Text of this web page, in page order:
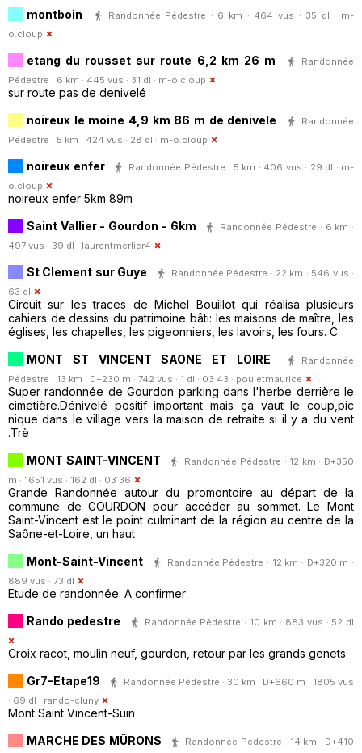
montboin Randonnée Pédestre · 6 km · 464 vus · 35 dl · m-
o.cloup
etang du rousset sur route 6,2 km 26 m
Randonnée
Pédestre · 6 km · 445 vus · 31 dl · m-o.cloup
sur route pas de denivelé
noireux le moine 4,9 km 86 m de denivele
Randonnée
Pédestre · 5 km · 424 vus · 28 dl · m-o.cloup
noireux enfer Randonnée Pédestre · 5 km · 406 vus · 29 dl · m-
o.cloup
noireux enfer 5km 89m
Saint Vallier - Gourdon - 6km
Randonnée Pédestre · 6 km ·
497 vus · 39 dl · laurentmerlier4
St Clement sur Guye
Randonnée Pédestre · 22 km · 546 vus ·
63 dl
Circuit sur les traces de Michel Bouillot qui réalisa plusieurs
cahiers de dessins du patrimoine bâti: les maisons de maître, les
églises, les chapelles, les pigeonniers, les lavoirs, les fours. C
MONT ST VINCENT SAONE ET LOIRE
Randonnée
Pédestre · 13 km · D+230 m · 742 vus · 1 dl · 03:43 · pouletmaurice
Super randonnée de Gourdon parking dans l'herbe derrière le
cimetière.Dénivelé positif important mais ça vaut le coup,pic
nique dans le village vers la maison de retraite si il y a du vent
.Trè
MONT SAINT-VINCENT
Randonnée Pédestre · 12 km · D+350
m · 1651 vus · 162 dl · 03:36
Grande Randonnée autour du promontoire au départ de la
commune de GOURDON pour accéder au sommet. Le Mont
Saint-Vincent est le point culminant de la région au centre de la
Saône-et-Loire, un haut
Mont-Saint-Vincent
Randonnée Pédestre · 12 km · D+320 m ·
889 vus · 73 dl
Etude de randonnée. A confirmer
Rando pedestre
Randonnée Pédestre · 10 km · 883 vus · 52 dl
Croix racot, moulin neuf, gourdon, retour par les grands genets
Gr7-Etape19
Randonnée Pédestre · 30 km · D+660 m · 1805 vus
· 69 dl · rando-cluny
Mont Saint Vincent-Suin
MARCHE DES MÛRONS
Randonnée Pédestre · 14 km · D+410